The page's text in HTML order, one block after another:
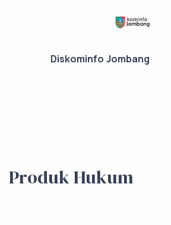
Diskominfo Jombang
Produk Hukum